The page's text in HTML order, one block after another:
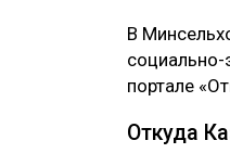
В
портале
Откуда